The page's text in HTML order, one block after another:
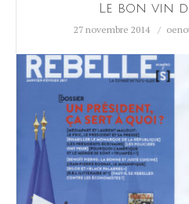
Le bon vin
27 novembre 2014